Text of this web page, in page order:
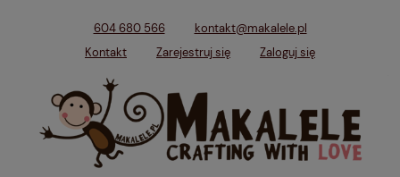
604 680 566
kontakt@makalele.pl
Kontakt
Zarejestruj się Zaloguj się